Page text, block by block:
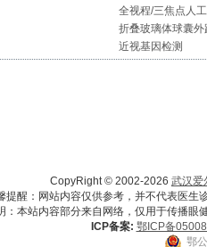
全视程/三焦点人
折叠玻璃体球囊外
近视基因检测
CopyRight © 2002-2026 武汉爱
提醒：网站内容仅供参考，并不代表医生
：本站内容部分来自网络，仅用于传播眼
ICP备案: 鄂ICP备
鄂